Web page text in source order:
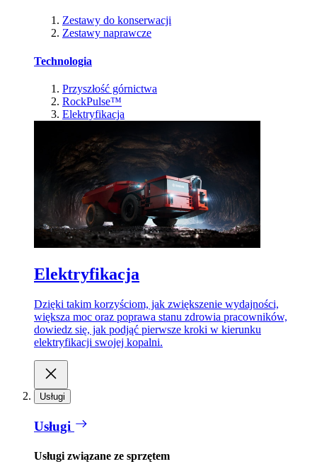
Zestawy do konserwacji
Zestawy naprawcze
Technologia
Przyszłość górnictwa
RockPulse™
Elektryfikacja
Elektryfikacja
Dzięki takim korzyściom, jak zwiększenie wydajności,
większa moc oraz poprawa stanu zdrowia pracowników,
dowiedz się, jak podjąć pierwsze kroki w kierunku
elektryfikacji swojej kopalni.
Usługi
Usługi
Usługi związane ze sprzętem